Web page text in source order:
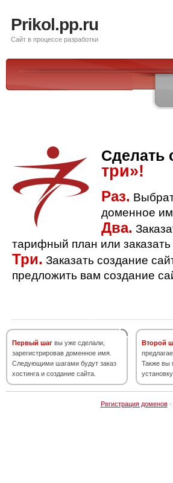
Prikol.pp.ru
Сайт в процессе разработки
Сделать
три»!
Раз.
доменное
Два.
тарифный план или
Три. Заказать создание
предложить вам создание
Первый шаг вы уже сделали,
зарегистрировав доменное имя.
Следующими шагами будут заказ
хостинга и создание сайта.
Второй
Также вы
Регистрация доменов·